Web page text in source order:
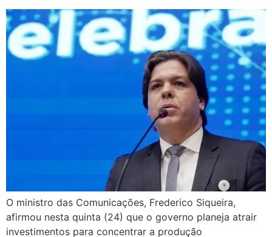
O ministro das Comunicações, Frederico Siqueira,
afirmou nesta quinta (24) que o governo planeja atrair
investimentos para concentrar a produção